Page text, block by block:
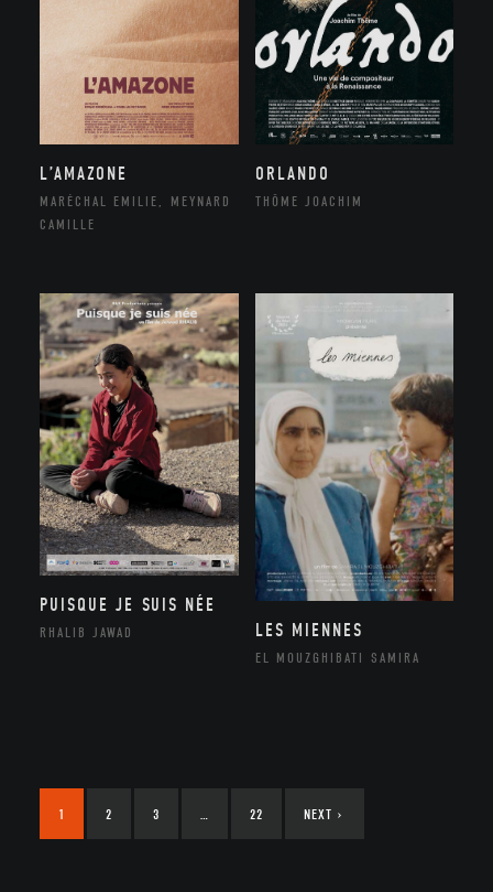
L’AMAZONE
MARÉCHAL EMILIE, MEYNARD
CAMILLE
ORLANDO
THÔME JOACHIM
PUISQUE JE SUIS NÉE
RHALIB JAWAD LES MIENNES
EL MOUZGHIBATI SAMIRA
1 2 3 … 22 NEXT ›